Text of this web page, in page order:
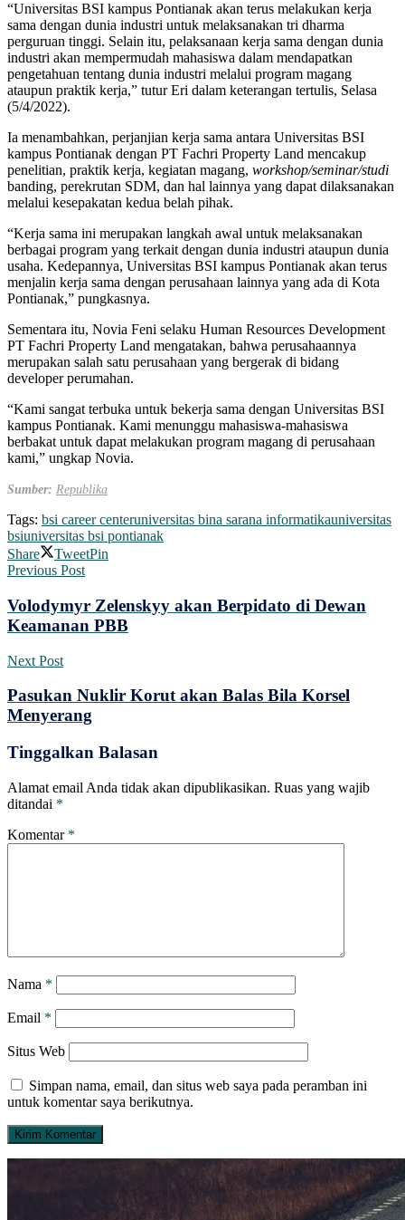
“Universitas BSI kampus Pontianak akan terus melakukan kerja
sama dengan dunia industri untuk melaksanakan tri dharma
perguruan tinggi. Selain itu, pelaksanaan kerja sama dengan dunia
industri akan mempermudah mahasiswa dalam mendapatkan
pengetahuan tentang dunia industri melalui program magang
ataupun praktik kerja,” tutur Eri dalam keterangan tertulis, Selasa
(5/4/2022).
Ia menambahkan, perjanjian kerja sama antara Universitas BSI
kampus Pontianak dengan PT Fachri Property Land mencakup
penelitian, praktik kerja, kegiatan magang, workshop/seminar/studi
banding, perekrutan SDM, dan hal lainnya yang dapat dilaksanakan
melalui kesepakatan kedua belah pihak.
“Kerja sama ini merupakan langkah awal untuk melaksanakan
berbagai program yang terkait dengan dunia industri ataupun dunia
usaha. Kedepannya, Universitas BSI kampus Pontianak akan terus
menjalin kerja sama dengan perusahaan lainnya yang ada di Kota
Pontianak,” pungkasnya.
Sementara itu, Novia Feni selaku Human Resources Development
PT Fachri Property Land mengatakan, bahwa perusahaannya
merupakan salah satu perusahaan yang bergerak di bidang
developer perumahan.
“Kami sangat terbuka untuk bekerja sama dengan Universitas BSI
kampus Pontianak. Kami menunggu mahasiswa-mahasiswa
berbakat untuk dapat melakukan program magang di perusahaan
kami,” ungkap Novia.
Sumber: Republika
Tags: bsi career centeruniversitas bina sarana informatikauniversitas
bsiuniversitas bsi pontianak
Share
TweetPin
Previous Post
Volodymyr Zelenskyy akan Berpidato di Dewan
Keamanan PBB
Next Post
Pasukan Nuklir Korut akan Balas Bila Korsel
Menyerang
Tinggalkan Balasan
Alamat email Anda tidak akan dipublikasikan. Ruas yang wajib
ditandai *
Komentar *
Nama *
Email *
Situs Web
Simpan nama, email, dan situs web saya pada peramban ini
untuk komentar saya berikutnya.